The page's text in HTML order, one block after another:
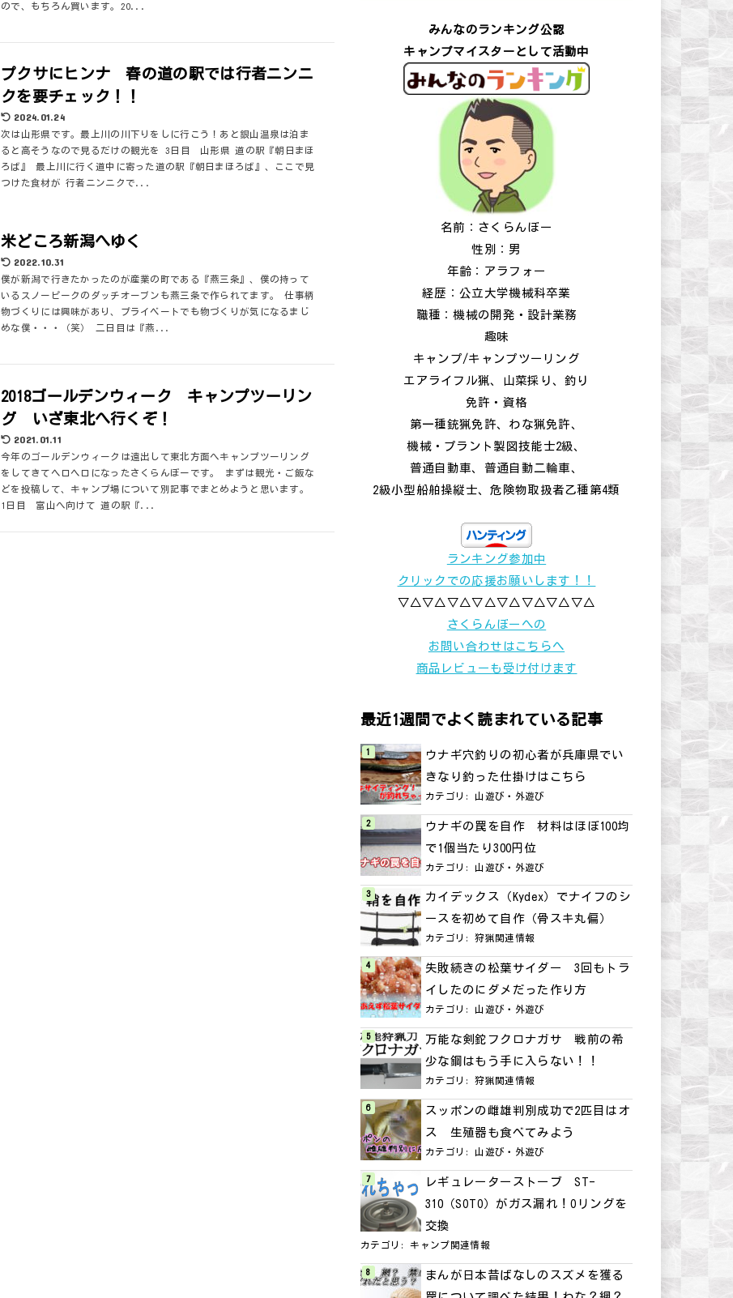
ので、もちろん買います。20...
プクサにヒンナ 春の道の駅では行者ニンニ
クを要チェック！！
2024.01.24
次は山形県です。最上川の川下りをしに行こう！あと銀山温泉は泊ま
ると高そうなので見るだけの観光を 3日目 山形県 道の駅『朝日まほ
ろば』 最上川に行く道中に寄った道の駅『朝日まほろば』、ここで見
つけた食材が 行者ニンニクで...
米どころ新潟へゆく
2022.10.31
僕が新潟で行きたかったのが産業の町である『燕三条』、僕の持って
いるスノーピークのダッチオーブンも燕三条で作られてます。 仕事柄
物づくりには興味があり、プライベートでも物づくりが気になるまじ
めな僕・・・（笑） 二日目は『燕...
2018ゴールデンウィーク キャンプツーリン
グ いざ東北へ行くぞ！
2021.01.11
今年のゴールデンウィークは遠出して東北方面へキャンプツーリング
をしてきてヘロヘロになったさくらんぼーです。 まずは観光・ご飯な
どを投稿して、キャンプ場について別記事でまとめようと思います。
1日目 富山へ向けて 道の駅『...
みんなのランキング公認
キャンプマイスターとして活動中
名前：さくらんぼー
性別：男
年齢：アラフォー
経歴：公立大学機械科卒業
職種：機械の開発・設計業務
趣味
キャンプ/キャンプツーリング
エアライフル猟、山菜採り、釣り
免許・資格
第一種銃猟免許、わな猟免許、
機械・プラント製図技能士2級、
普通自動車、普通自動二輪車、
2級小型船舶操縦士、危険物取扱者乙種第4類
ランキング参加中
クリックでの応援お願いします！！
▽△▽△▽△▽△▽△▽△▽△▽△
さくらんぼーへの
お問い合わせはこちらへ
商品レビューも受け付けます
最近1週間でよく読まれている記事
ウナギ穴釣りの初心者が兵庫県でい
きなり釣った仕掛けはこちら
カテゴリ: 山遊び・外遊び
ウナギの罠を自作 材料はほぼ100均
で1個当たり300円位
カテゴリ: 山遊び・外遊び
カイデックス（Kydex）でナイフのシ
ースを初めて自作（骨スキ丸偏）
カテゴリ:狩猟関連情報
失敗続きの松葉サイダー 3回もトラ
イしたのにダメだった作り方
カテゴリ: 山遊び・外遊び
万能な剣鉈フクロナガサ 戦前の希
少な鋼はもう手に入らない！！
カテゴリ:狩猟関連情報
スッポンの雌雄判別成功で2匹目はオ
ス 生殖器も食べてみよう
カテゴリ: 山遊び・外遊び
レギュレーターストーブ ST-
310（SOTO）がガス漏れ！Oリングを
交換
カテゴリ:キャンプ関連情報
まんが日本昔ばなしのスズメを獲る